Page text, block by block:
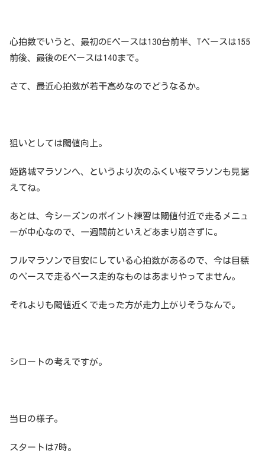
心拍数でいうと、最初のEペースは130台前半、Tペースは155
前後、最後のEペースは140まで。
さて、最近心拍数が若干高めなのでどうなるか。
狙いとしては閾値向上。
姫路城マラソンへ、というより次のふくい桜マラソンも見据
えてね。
あとは、今シーズンのポイント練習は閾値付近で走るメニュ
ーが中心なので、一週間前といえどあまり崩さずに。
フルマラソンで目安にしている心拍数があるので、今は目標
のペースで走るペース走的なものはあまりやってません。
それよりも閾値近くで走った方が走力上がりそうなんで。
シロートの考えですが。
当日の様子。
スタートは7時。